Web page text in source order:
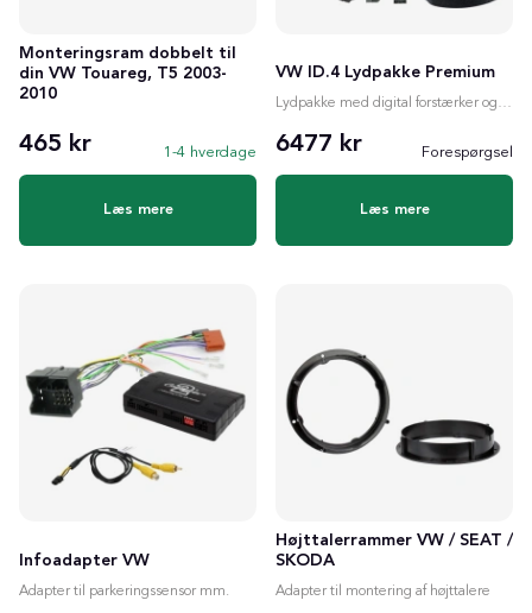
Monteringsram dobbelt til
din VW Touareg, T5 2003-
2010
465 kr 1-4 hverdage
Læs mere
VW ID.4 Lydpakke Premium
Lydpakke med digital forstærker og valgfri subwoofer
6477 kr Forespørgsel
Læs mere
Infoadapter VW
Adapter til parkeringssensor mm.
Højttalerrammer VW / SEAT /
SKODA
Adapter til montering af højttalere